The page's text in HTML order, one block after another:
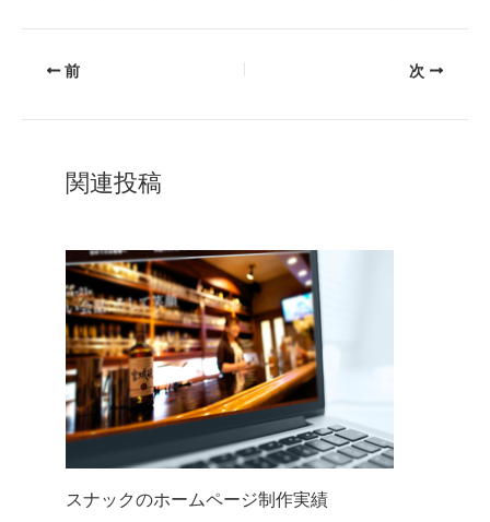
前 次
関連投稿
スナックのホームページ制作実績